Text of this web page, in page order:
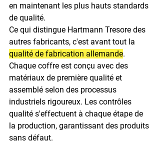
en maintenant les plus hauts standards
de qualité.
Ce qui distingue Hartmann Tresore des
autres fabricants, c'est avant tout la
qualité de fabrication allemande.
Chaque coffre est conçu avec des
matériaux de première qualité et
assemblé selon des processus
industriels rigoureux. Les contrôles
qualité s'effectuent à chaque étape de
la production, garantissant des produits
sans défaut.